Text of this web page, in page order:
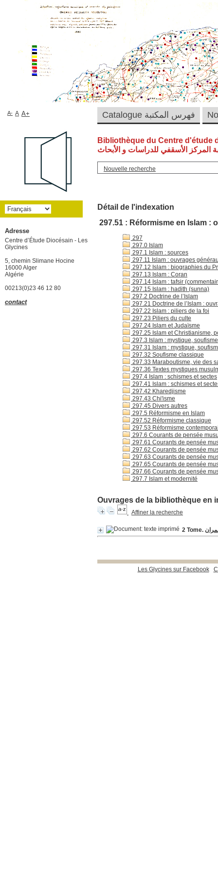
Bibliothèque du Centre d'étude
المركز الأسقفي للدراسات و الأبحاث
Nouvelle recherche
Détail de l'indexation
297.51 : Réformisme en Islam :
297
297.0 Islam
297.1 Islam : sources
297.11 Islam : ouvrages
297.12 Islam : biographies du
297.13 Islam : Coran
297.14 Islam : tafsir
297.15 Islam : hadith (sunna)
297.2 Doctrine de l’Islam
297.21 Doctrine de l’Islam :
297.22 Islam : piliers de la foi
297.23 Piliers du culte
297.24 Islam et Judaïsme
297.25 Islam et Christianisme,
297.3 Islam : mystique,
297.31 Islam : mystique,
297.32 Soufisme classique
297.33 Maraboutisme, vie des
297.36 Textes mystiques
297.4 Islam : schismes et sectes
297.41 Islam : schismes et
297.42 Kharedjisme
297.43 Chi'isme
297.45 Divers autres
297.5 Réformisme en Islam
297.52 Réformisme classique
297.53 Réformisme
297.6 Courants de pensée
297.61 Courants de pensée
297.62 Courants de pensée
297.63 Courants de pensée
297.65 Courants de pensée
297.66 Courants de pensée
297.7 Islam et modernité
Ouvrages de la bibliothèque en
Affiner la recherche
Les Glycines sur Facebook
Catalogue فهرس المكتبة A- A A+
Adresse
Centre d’Étude Diocésain - Les
Glycines
5, chemin Slimane Hocine
16000 Alger
Algérie
00213(0)23 46 12 80
contact